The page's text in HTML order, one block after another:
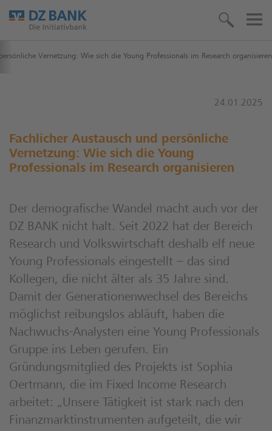
Vernetzung: Wie sich die Young Professionals im Research organisieren
24.01.2025
Fachlicher Austausch und persönliche
Vernetzung: Wie sich die Young
Professionals im Research organisieren
Der demografische Wandel macht auch vor der
DZ BANK nicht halt. Seit 2022 hat der Bereich
Research und Volkswirtschaft deshalb elf neue
Young Professionals eingestellt – das sind
Kollegen, die nicht älter als 35 Jahre sind.
Damit der Generationenwechsel des Bereichs
möglichst reibungslos abläuft, haben die
Nachwuchs-Analysten eine Young Professionals
Gruppe ins Leben gerufen. Ein
Gründungsmitglied des Projekts ist Sophia
Oertmann, die im Fixed Income Research
arbeitet: „Unsere Tätigkeit ist stark nach den
Finanzmarktinstrumenten aufgeteilt, die wir